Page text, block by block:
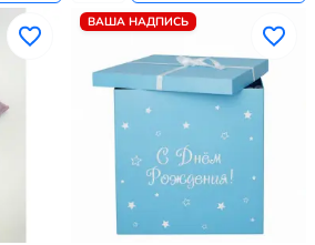
ВАША НАДПИСЬ